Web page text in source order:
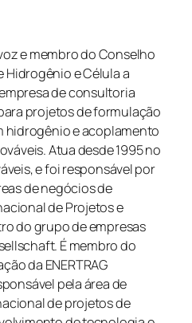
e membro do Conselho
Hidrogênioe Célula a
de consultoria
projetos de formulação
hidrogênioe acoplamento
Atua desde 1995 no
e foi responsável por
de negócios de
de Projetos e
do grupo de empresas
É membro do
da ENERTRAG
pela área de
de projetos de